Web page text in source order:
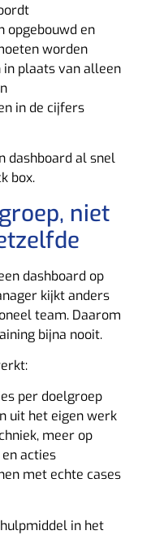
opgebouwd en
worden
plaats van alleen
in de cijfers
dashboard al snel
box.
niet
dashboard op
kijkt anders
team. Daarom
bijna nooit.
per doelgroep
uit het eigen werk
meer op
acties
met echte cases
in het